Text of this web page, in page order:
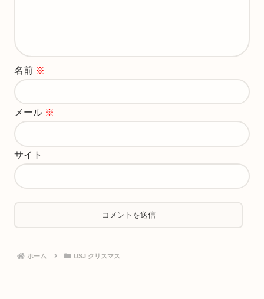
名前 ※
メール ※
サイト
ホーム USJ クリスマス